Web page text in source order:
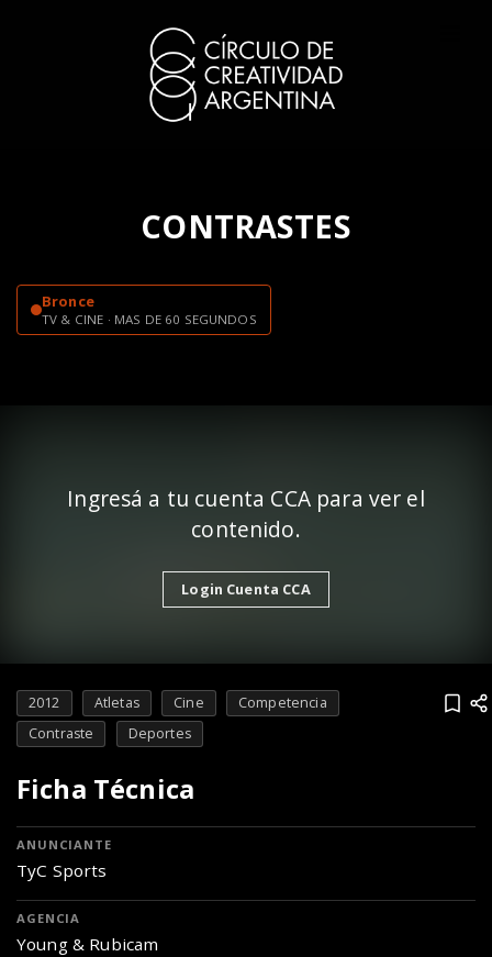
CONTRASTES
Bronce
TV & CINE · MAS DE 60 SEGUNDOS
Ingresá a tu cuenta CCA para ver el
contenido.
Login Cuenta CCA
2012 Atletas Cine
Competencia
Contraste
Deportes
Ficha Técnica
ANUNCIANTE
TyC Sports
AGENCIA
Young & Rubicam